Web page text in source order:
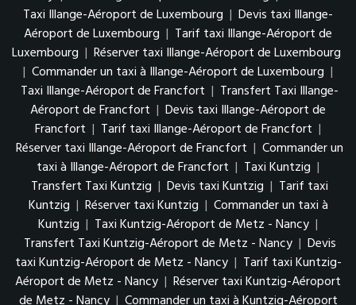
Taxi Illange-Aéroport de Luxembourg | Devis taxi Illange-
Aéroport de Luxembourg | Tarif taxi Illange-Aéroport de
Luxembourg | Réserver taxi Illange-Aéroport de Luxembourg
| Commander un taxi à Illange-Aéroport de Luxembourg |
Taxi Illange-Aéroport de Francfort | Transfert Taxi Illange-
Aéroport de Francfort | Devis taxi Illange-Aéroport de
Francfort | Tarif taxi Illange-Aéroport de Francfort |
Réserver taxi Illange-Aéroport de Francfort | Commander un
taxi à Illange-Aéroport de Francfort | Taxi Kuntzig |
Transfert Taxi Kuntzig | Devis taxi Kuntzig | Tarif taxi
Kuntzig | Réserver taxi Kuntzig | Commander un taxi à
Kuntzig | Taxi Kuntzig-Aéroport de Metz - Nancy |
Transfert Taxi Kuntzig-Aéroport de Metz - Nancy | Devis
taxi Kuntzig-Aéroport de Metz - Nancy | Tarif taxi Kuntzig-
Aéroport de Metz - Nancy | Réserver taxi Kuntzig-Aéroport